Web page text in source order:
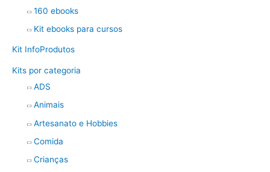
160 ebooks
Kit ebooks para cursos
Kit InfoProdutos
Kits por categoria
ADS
Animais
Artesanato e Hobbies
Comida
Crianças